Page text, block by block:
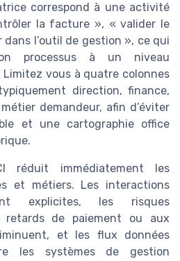
correspond à une activité
la facture », « valider le
l’outil de gestion », ce qui
processus à un niveau
vous à quatre colonnes
direction, finance,
demandeur, afin d’éviter
et une cartographie office
réduit immédiatement les
et métiers. Les interactions
explicites, les risques
retards de paiement ou aux
et les flux données
les systèmes de gestion